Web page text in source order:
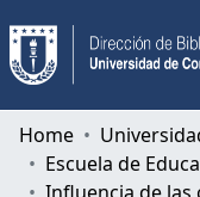
Communities &
All of DSpace
Home
Escuela de